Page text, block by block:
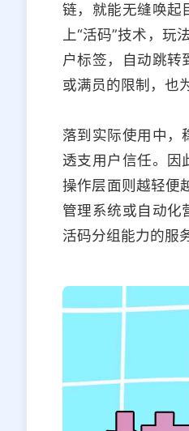
链，就能无缝唤起
上“活码”技术，玩
户标签，自动跳转
或满员的限制，也
落到实际使用中，
透支用户信任。因
操作层面则越轻便
管理系统或自动化
活码分组能力的服